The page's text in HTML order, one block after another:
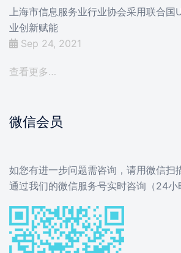
上海市信息服务业行业协会采用联合国
业创新赋能
Sep 24, 2021
查看更多…
微信会员
如您有进一步问题需咨询，请用微信扫
通过我们的微信服务号实时咨询（24小